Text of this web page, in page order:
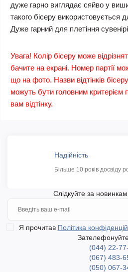
дуже гарно виглядає сяйво у
такого бісеру використовується
Дуже гарний для плетіння
Увага! Колір бісеру може
бачите на екрані. Номер партії
що на фото. Назви відтінків
можуть бути головним критерієм
вам відтінку.
Надійність
Більше 10 років досвіду
Слідкуйте за
Я прочитав Політика
(044) 22-
(067) 483-
(050) 067-